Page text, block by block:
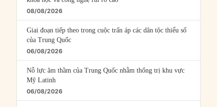
08/08/2026
Giai đoạn tiếp theo trong cuộc trấn áp các dân tộc thiểu số
của Trung Quốc
06/08/2026
Nỗ lực âm thầm của Trung Quốc nhằm thống trị khu vực
Mỹ Latinh
06/08/2026